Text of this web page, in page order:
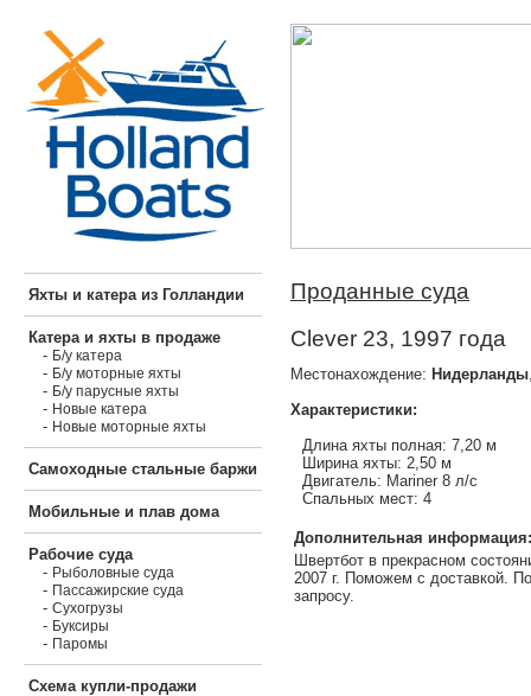
Яхты и катера из Голландии
Катера и яхты в продаже
- Б/у катера
- Б/у моторные яхты
- Б/у парусные яхты
- Новые катера
- Новые моторные яхты
Самоходные стальные баржи
Мобильные и плав дома
Рабочие суда
- Рыболовные суда
- Пассажирские суда
- Сухогрузы
- Буксиры
- Паромы
Схема купли-продажи
Проданные суда
Clever 23, 1997 года
Местонахождение: Нидерланды
Характеристики:
Длина яхты полная: 7,20 м
Ширина яхты: 2,50 м
Двигатель: Mariner 8 л/с
Спальных мест: 4
Дополнительная информация:
Швертбот в прекрасном
2007 г. Поможем с доставкой.
запросу.